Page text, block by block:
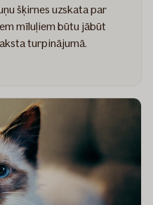
šķirnes uzskata par
mīluļiem būtu jābūt
turpinājumā.